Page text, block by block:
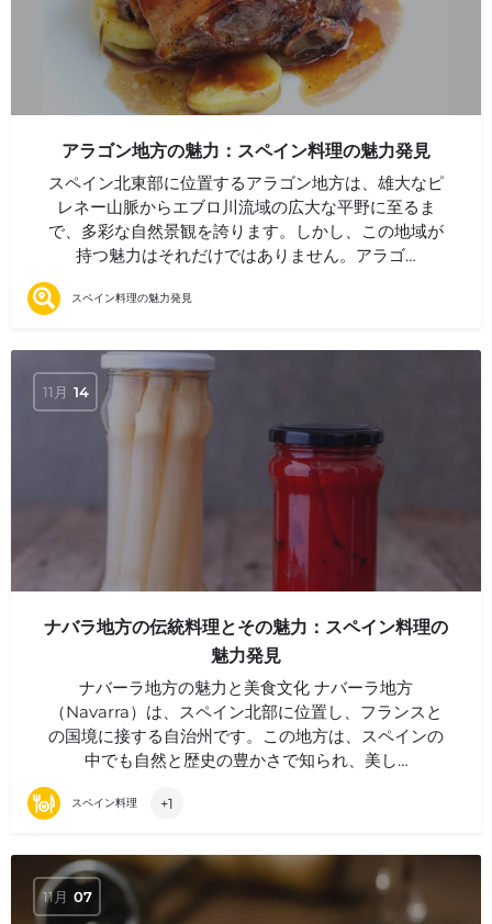
アラゴン地方の魅力：スペイン料理の魅力発見
スペイン北東部に位置するアラゴン地方は、雄大なピ
レネー山脈からエブロ川流域の広大な平野に至るま
で、多彩な自然景観を誇ります。しかし、この地域が
持つ魅力はそれだけではありません。アラゴ…
スペイン料理の魅力発見
11月 14
ナバラ地方の伝統料理とその魅力：スペイン料理の
魅力発見
ナバーラ地方の魅力と美食文化 ナバーラ地方
（Navarra）は、スペイン北部に位置し、フランスと
の国境に接する自治州です。この地方は、スペインの
中でも自然と歴史の豊かさで知られ、美し…
スペイン料理 +1
11月 07